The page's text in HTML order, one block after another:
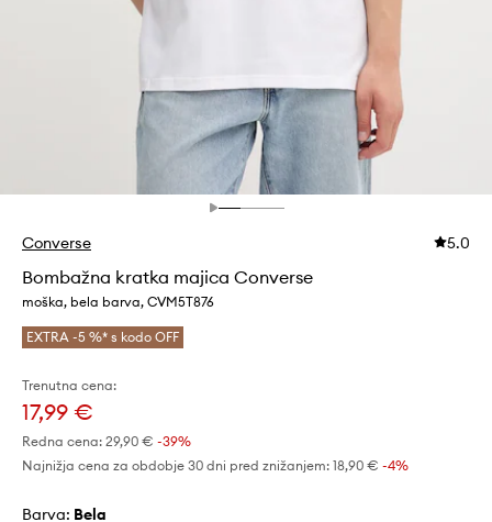
Converse 5.0
Bombažna kratka majica Converse
moška, bela barva, CVM5T876
EXTRA -5 %* s kodo OFF
Trenutna cena:
17,99 €
Redna cena: 29,90 € -39%
Najnižja cena za obdobje 30 dni pred znižanjem: 18,90 € -4%
Barva: bela